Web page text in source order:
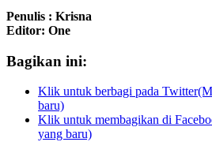
Penulis : Krisna
Editor: One
Bagikan ini:
Klik untuk berbagi pada
baru)
Klik untuk membagikan di
yang baru)